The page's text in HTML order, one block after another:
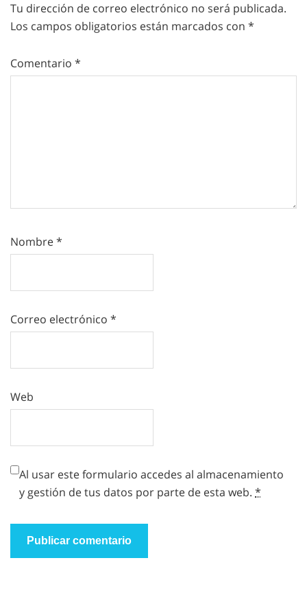
Tu dirección de correo electrónico no será publicada.
Los campos obligatorios están marcados con *
Comentario *
Nombre*
Correo electrónico *
Web
Al usar este formulario accedes al almacenamiento
y gestión de tus datos por parte de esta web. *